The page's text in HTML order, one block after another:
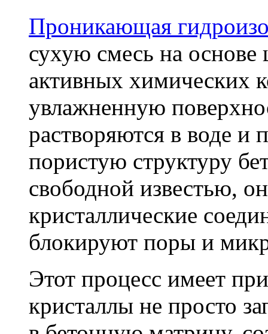
Проникающая
сухую смесь на основе
активных химических
увлажненную
растворяются в воде и
пористую структуру
свободной известью,
кристаллические
блокируют поры и
Этот процесс имеет
кристаллы не просто